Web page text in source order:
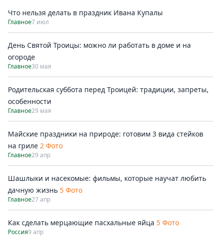
Что нельзя делать в праздник Ивана Купалы
Главное7 июл
День Святой Троицы: можно ли работать в доме и на
огороде
Главное30 мая
Родительская суббота перед Троицей: традиции, запреты,
особенности
Главное29 мая
Майские праздники на природе: готовим 3 вида стейков
на гриле 2 Фото
Главное29 апр
Шашлыки и насекомые: фильмы, которые научат любить
дачную жизнь 5 Фото
Главное27 апр
Как сделать мерцающие пасхальные яйца 5 Фото
Россия9 апр